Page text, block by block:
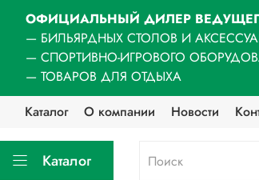
ОФИЦИАЛЬНЫЙ ДИЛЕР
— БИЛЬЯРДНЫХ СТОЛОВ И
— СПОРТИВНО-ИГРОВОГО
— ТОВАРОВ ДЛЯ ОТДЫХА
Каталог
О компании Новости
Каталог